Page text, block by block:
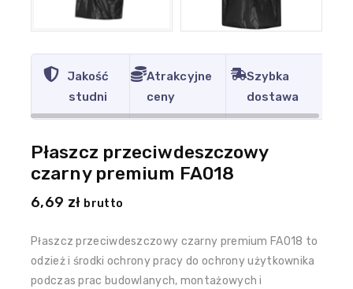
Jakość
studni
Atrakcyjne
ceny
Szybka
dostawa
Płaszcz przeciwdeszczowy
czarny premium FA018
6,69 zł brutto
Płaszcz przeciwdeszczowy czarny premium FA018 to
odzież i środki ochrony pracy do ochrony użytkownika
podczas prac budowlanych, montażowych i